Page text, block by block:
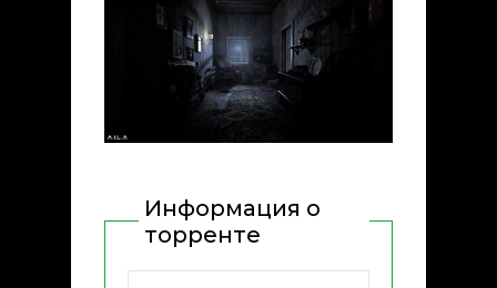
Информация о
торренте